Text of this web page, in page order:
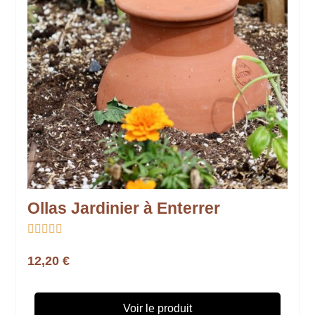
Ollas Jardinier à Enterrer
    
12,20 €
Voir le produit